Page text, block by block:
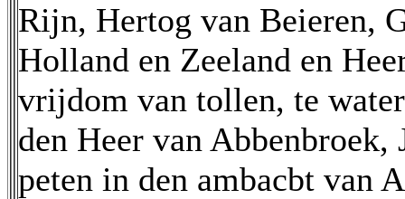
Rijn, Hertog van Beieren,
Holland en Zeeland en
vrijdom van tollen, te
den Heer van Abbenbroek,
peten in den ambacbt van